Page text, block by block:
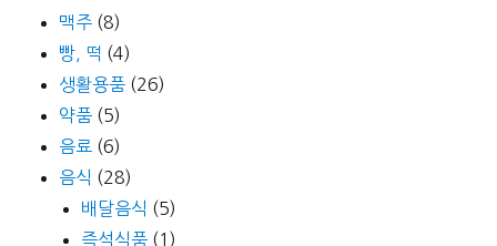
맥주 (8)
빵, 떡 (4)
생활용품 (26)
약품 (5)
음료 (6)
음식 (28)
배달음식 (5)
즉석식품 (1)